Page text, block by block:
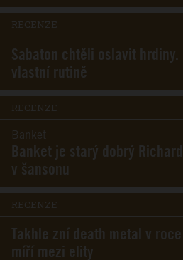
RECENZE
Sabaton chtěli oslavit
vlastní rutině
RECENZE
Banket
Banket je starý dobrý
v šansonu
RECENZE
Takhle zní death metal v
míří mezi elity